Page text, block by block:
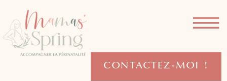
CONTACTEZ-MOI !